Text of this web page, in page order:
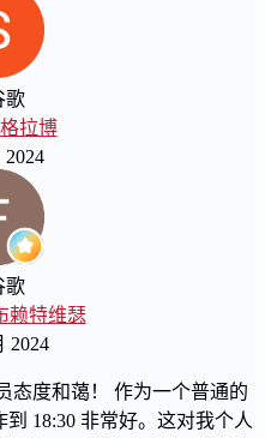
拉博
2024
赖特维瑟
2024
态度和蔼！ 作为一个普通的
18:30 非常好。这对我个人